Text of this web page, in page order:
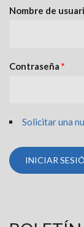
Nombre de
Contraseña *
Solicitar una